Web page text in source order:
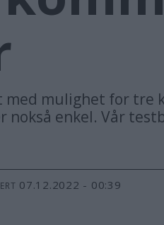
med mulighet for
nokså enkel. Vår
07.12.2022 - 00:39